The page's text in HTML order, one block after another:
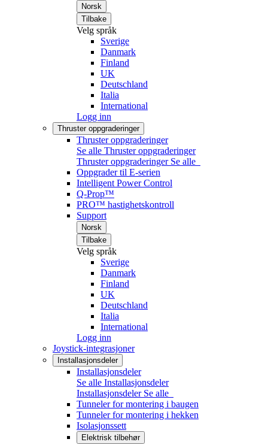
Norsk
Tilbake
Velg språk
Sverige
Danmark
Finland
UK
Deutschland
Italia
International
Logg inn
Thruster oppgraderinger
Thruster oppgraderinger
Se alle Thruster oppgraderinger
Thruster oppgraderinger Se alle
Oppgrader til E-serien
Intelligent Power Control
Q-Prop™
PRO™ hastighetskontroll
Support
Norsk
Tilbake
Velg språk
Sverige
Danmark
Finland
UK
Deutschland
Italia
International
Logg inn
Joystick-integrasjoner
Installasjonsdeler
Installasjonsdeler
Se alle Installasjonsdeler
Installasjonsdeler Se alle
Tunneler for montering i baugen
Tunneler for montering i hekken
Isolasjonssett
Elektrisk tilbehør